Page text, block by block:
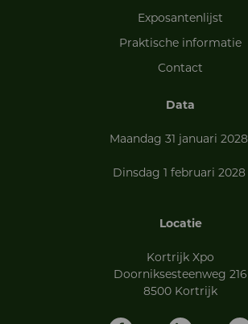
Exposantenlijst
Praktische informatie
Contact
Data
Maandag 31 januari 2028
Dinsdag 1 februari 2028
Locatie
Kortrijk Xpo
Doorniksesteenweg 216
8500 Kortrijk